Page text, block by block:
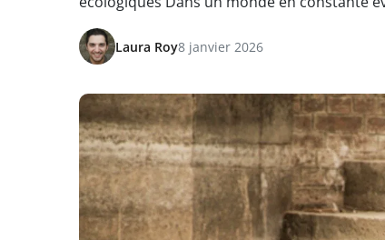
Laura Roy8 janvier 2026